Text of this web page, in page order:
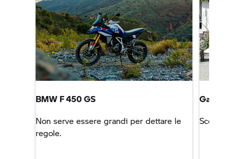
BMW F 450 GS
Non serve essere grandi per dettare le
regole.
Scegli